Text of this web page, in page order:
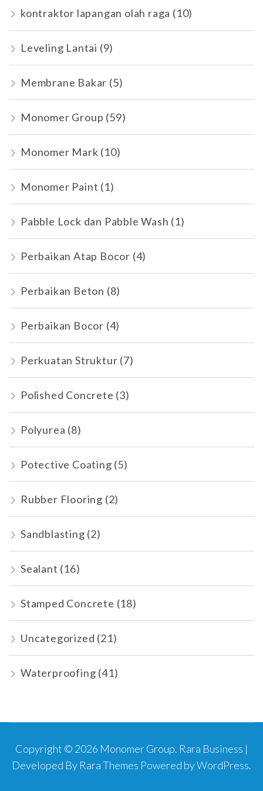
kontraktor lapangan olah raga (10)
Leveling Lantai (9)
Membrane Bakar (5)
Monomer Group (59)
Monomer Mark (10)
Monomer Paint (1)
Pabble Lock dan Pabble Wash (1)
Perbaikan Atap Bocor (4)
Perbaikan Beton (8)
Perbaikan Bocor (4)
Perkuatan Struktur (7)
Polished Concrete (3)
Polyurea (8)
Potective Coating (5)
Rubber Flooring (2)
Sandblasting (2)
Sealant (16)
Stamped Concrete (18)
Uncategorized (21)
Waterproofing (41)
Copyright © 2026 Monomer Group. Rara Business |
Developed By Rara Themes Powered byWordPress.